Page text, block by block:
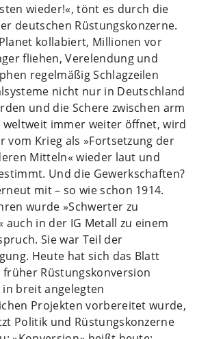
wieder!«, tönt es durch die
deutschen Rüstungskonzerne.
kollabiert, Millionen vor
fliehen, Verelendung und
regelmäßig Schlagzeilen
nicht nur in Deutschland
und die Schere zwischen arm
weltweit immer weiter öffnet, wird
vom Krieg als »Fortsetzung der
Mitteln« wieder laut und
Und die Gewerkschaften?
mit – so wie schon 1914.
wurde »Schwerter zu
auch in der IG Metall zu einem
Sie war Teil der
Heute hat sich das Blatt
früher Rüstungskonversion
breit angelegten
Projekten vorbereitet wurde,
Politik und Rüstungskonzerne